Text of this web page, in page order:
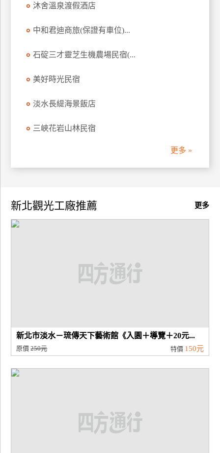
飯
作
計
商
沐舍溫泉渡假酒店
中和君迪商旅(保證有車位)...
石碇三才靈芝生機農場民宿(...
美好時光民宿
淡水長緹海景飯店
三峽花岩山林民宿
更多 »
更多
新北觀光工廠推薦
新北市淡水－琉傳天下藝術館《入園＋導覽＋20元...
原價250元 特價 150元